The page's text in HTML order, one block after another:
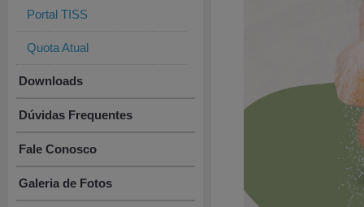
Portal TISS
Quota Atual
Downloads
Dúvidas Frequentes
Fale Conosco
Galeria de Fotos